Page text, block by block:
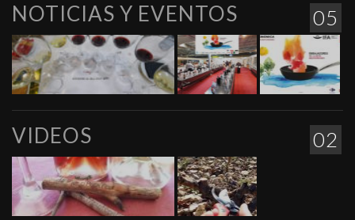
05
NOTICIAS Y EVENTOS
02
VIDEOS